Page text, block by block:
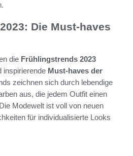
Die Must-haves
die Frühlingstrends 2023
inspirierende Must-haves der
zeichnen sich durch lebendige
aus, die jedem Outfit einen
Modewelt ist voll von neuen
für individualisierte Looks